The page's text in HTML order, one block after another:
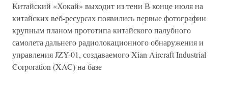
Китайский «Хокай» выходит из тени В конце июля на
китайских веб-ресурсах появились первые фотографии
крупным планом прототипа китайского палубного
самолета дальнего радиолокационного обнаружения и
управления JZY-01, создаваемого Xian Aircraft Industrial
Corporation (XAC) на базе